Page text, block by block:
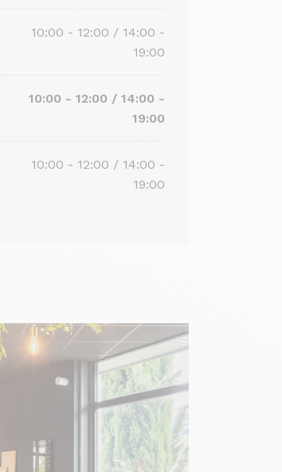
10:00 - 12:00 / 14:00 -
19:00
10:00 - 12:00 / 14:00 -
19:00
10:00 - 12:00 / 14:00 -
19:00